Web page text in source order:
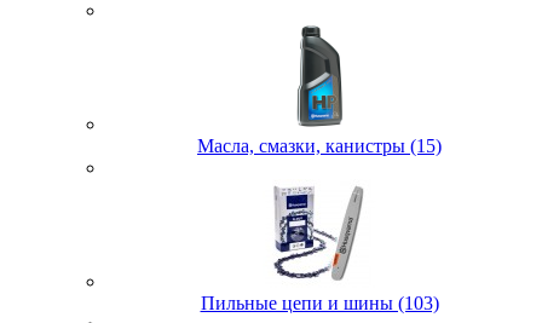
Масла, смазки, канистры (15)
Пильные цепи и шины (103)